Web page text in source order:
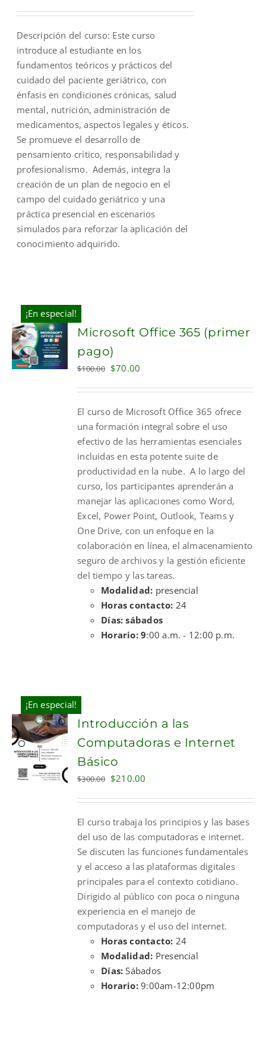
$324.00.$268.00.
Descripción del curso: Este curso
introduce al estudiante en los
fundamentos teóricos y prácticos del
cuidado del paciente geriátrico, con
énfasis en condiciones crónicas, salud
mental, nutrición, administración de
medicamentos, aspectos legales y éticos.
Se promueve el desarrollo de
pensamiento crítico, responsabilidad y
profesionalismo. Además, integra la
creación de un plan de negocio en el
campo del cuidado geriátrico y una
práctica presencial en escenarios
simulados para reforzar la aplicación del
conocimiento adquirido.
¡En especial!
BUY
Microsoft Office 365 (primer
pago)
$100.00 Original
$100.00.
$70.00
$70.00.
El curso de Microsoft Office 365 ofrece
una formación integral sobre el uso
efectivo de las herramientas esenciales
incluidas en esta potente suite de
productividad en la nube. A lo largo del
curso, los participantes aprenderán a
manejar las aplicaciones como Word,
Excel, Power Point, Outlook, Teams y
One Drive, con un enfoque en la
colaboración en línea, el almacenamiento
seguro de archivos y la gestión eficiente
del tiempo y las tareas.
Modalidad: presencial
Horas contacto: 24
Días: sábados
Horario: 9:00 a.m. - 12:00 p.m.
¡En especial!
ADD TO
Introducción a las
Computadoras e Internet
Básico
$300.00 Original
$300.00.
$210.00
$210.00.
El curso trabaja los principios y las bases
del uso de las computadoras e internet.
Se discuten las funciones fundamentales
y el acceso a las plataformas digitales
principales para el contexto cotidiano.
Dirigido al público con poca o ninguna
experiencia en el manejo de
computadoras y el uso del internet.
Horas contacto: 24
Modalidad: Presencial
Días: Sábados
Horario:9:00am-12:00pm